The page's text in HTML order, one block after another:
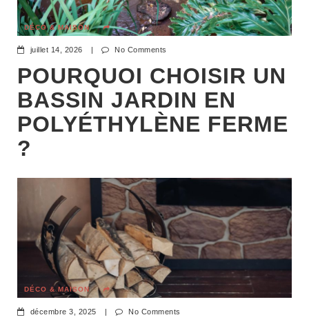
DÉCO & MAISON
juillet 14, 2026 | No Comments
POURQUOI CHOISIR UN
BASSIN JARDIN EN
POLYÉTHYLÈNE FERME
?
DÉCO & MAISON
décembre 3, 2025 | No Comments